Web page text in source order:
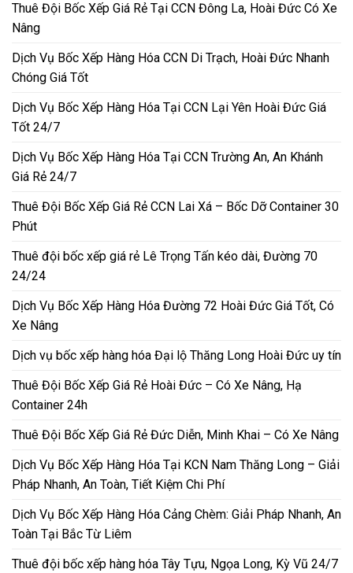
Thuê Đội Bốc Xếp Giá Rẻ Tại CCN Đông La, Hoài Đức Có Xe
Nâng
Dịch Vụ Bốc Xếp Hàng Hóa CCN Di Trạch, Hoài Đức Nhanh
Chóng Giá Tốt
Dịch Vụ Bốc Xếp Hàng Hóa Tại CCN Lại Yên Hoài Đức Giá
Tốt 24/7
Dịch Vụ Bốc Xếp Hàng Hóa Tại CCN Trường An, An Khánh
Giá Rẻ 24/7
Thuê Đội Bốc Xếp Giá Rẻ CCN Lai Xá – Bốc Dỡ Container 30
Phút
Thuê đội bốc xếp giá rẻ Lê Trọng Tấn kéo dài, Đường 70
24/24
Dịch Vụ Bốc Xếp Hàng Hóa Đường 72 Hoài Đức Giá Tốt, Có
Xe Nâng
Dịch vụ bốc xếp hàng hóa Đại lộ Thăng Long Hoài Đức uy tín
Thuê Đội Bốc Xếp Giá Rẻ Hoài Đức – Có Xe Nâng, Hạ
Container 24h
Thuê Đội Bốc Xếp Giá Rẻ Đức Diễn, Minh Khai – Có Xe Nâng
Dịch Vụ Bốc Xếp Hàng Hóa Tại KCN Nam Thăng Long – Giải
Pháp Nhanh, An Toàn, Tiết Kiệm Chi Phí
Dịch Vụ Bốc Xếp Hàng Hóa Cảng Chèm: Giải Pháp Nhanh, An
Toàn Tại Bắc Từ Liêm
Thuê đội bốc xếp hàng hóa Tây Tựu, Ngọa Long, Kỳ Vũ 24/7